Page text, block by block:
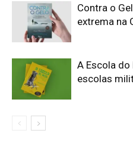
Contra o
extrema na
A Escola do
escolas